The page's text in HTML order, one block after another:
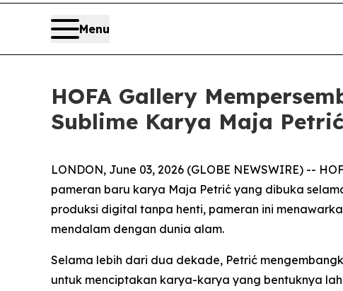
Menu
HOFA Gallery
Sublime Karya Maja
LONDON, June 03, 2026 (GLOBE NEWSWIRE) --
pameran baru karya Maja Petrić yang dibuka
produksi digital tanpa henti, pameran ini
mendalam dengan dunia alam.
Selama lebih dari dua dekade, Petrić
untuk menciptakan karya-karya yang bentuknya